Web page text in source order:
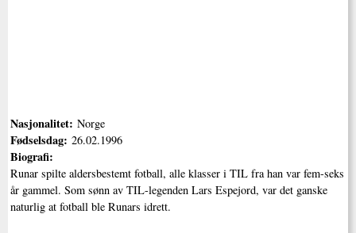
Nasjonalitet: Norge
Fødselsdag: 26.02.1996
Biografi:
Runar spilte aldersbestemt fotball, alle klasser i TIL fra han var fem-seks
år gammel. Som sønn av TIL-legenden Lars Espejord, var det ganske
naturlig at fotball ble Runars idrett.